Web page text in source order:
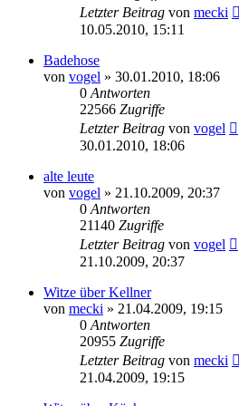
Letzter Beitrag von mecki
10.05.2010, 15:11
Badehose
von vogel » 30.01.2010, 18:06
0 Antworten
22566 Zugriffe
Letzter Beitrag von vogel
30.01.2010, 18:06
alte leute
von vogel » 21.10.2009, 20:37
0 Antworten
21140 Zugriffe
Letzter Beitrag von vogel
21.10.2009, 20:37
Witze über Kellner
von mecki » 21.04.2009, 19:15
0 Antworten
20955 Zugriffe
Letzter Beitrag von mecki
21.04.2009, 19:15